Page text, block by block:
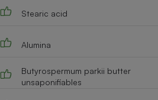
Stearic acid
Alumina
Butyrospermum parkii butter
unsaponifiables